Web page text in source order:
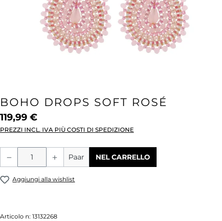
BOHO DROPS SOFT ROSÉ
119,99 €
PREZZI INCL. IVA PIÙ COSTI DI SPEDIZIONE
Quantità del prodotto: inserisci la
Paar NEL CARRELLO
Aggiungi alla wishlist
Articolo n: 13132268